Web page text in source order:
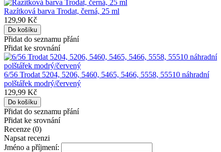
Razítková barva Trodat, černá, 25 ml
129,90 Kč
Přidat do seznamu přání
Přidat ke srovnání
6/56 Trodat 5204, 5206, 5460, 5465, 5466, 5558, 55510 náhradní
polštářek modrý/červený
129,99 Kč
Přidat do seznamu přání
Přidat ke srovnání
Recenze (0)
Napsat recenzi
Jméno a příjmení: